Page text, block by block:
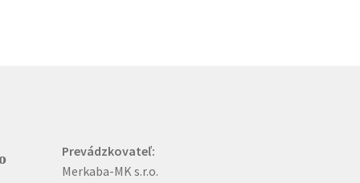
Prevádzkovateľ:
Merkaba-MK s.r.o.